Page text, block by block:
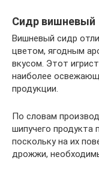
Сидр вишневый
Вишневый сидр
цветом, ягодным
вкусом. Этот
наиболее
продукции.
По словам
шипучего продукта
поскольку на их
дрожжи,